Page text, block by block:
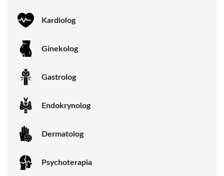
Kardiolog
Ginekolog
Gastrolog
Endokrynolog
Dermatolog
Psychoterapia